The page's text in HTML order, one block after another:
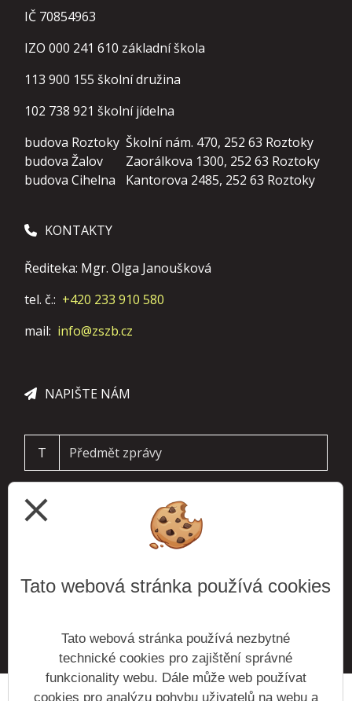
IČ 70854963
IZO 000 241 610 základní škola
113 900 155 školní družina
102 738 921 školní jídelna
budova Roztoky Školní nám. 470, 252 63 Roztoky
budova Žalov
Zaorálkova 1300, 252 63 Roztoky
budova Cihelna
Kantorova 2485, 252 63 Roztoky
KONTAKTY
Řediteka: Mgr. Olga Janoušková
tel. č.: +420 233 910 580
mail: info@zszb.cz
NAPIŠTE NÁM
T
ODESLAT
close
Tato webová stránka používá cookies
Tato webová stránka používá nezbytné
technické cookies pro zajištění správné
funkcionality webu. Dále může web používat
cookies pro analýzu pohybu uživatelů na webu a